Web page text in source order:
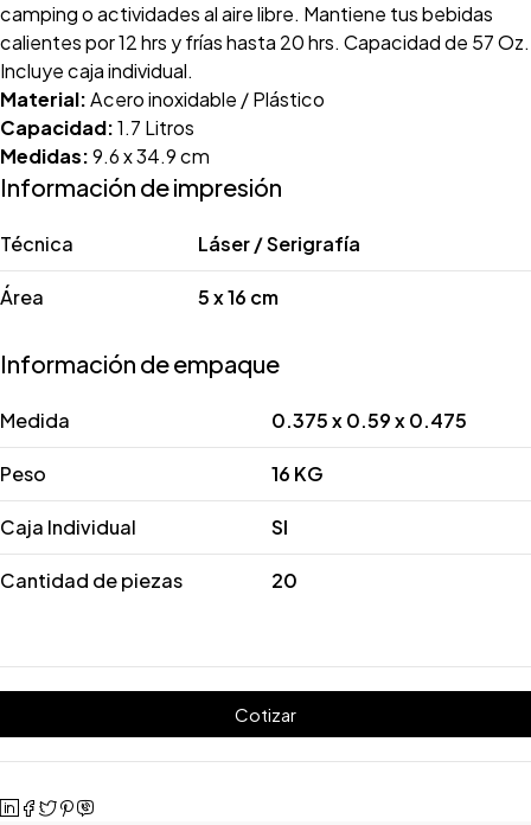
camping o actividades al aire libre. Mantiene tus bebidas
calientes por 12 hrs y frías hasta 20 hrs. Capacidad de 57 Oz.
Incluye caja individual.
Material:Acero inoxidable / Plástico
Capacidad:1.7 Litros
Medidas:9.6 x 34.9 cm
Información de impresión
Técnica Láser / Serigrafía
Área 5 x 16 cm
Información de empaque
Medida 0.375 x 0.59 x 0.475
Peso 16 KG
Caja Individual SI
Cantidad de piezas 20
Cotizar